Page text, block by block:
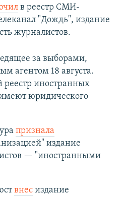
в реестр СМИ-
"Дождь", издание
журналистов.
за выборами,
агентом 18 августа.
реестр иностранных
юридического
признала
издание
— "иностранными
внесиздание